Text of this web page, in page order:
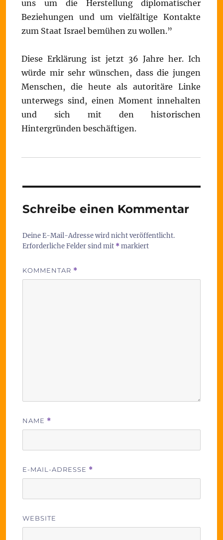
uns um die Herstellung diplomatischer
Beziehungen und um vielfältige Kontakte
zum Staat Israel bemühen zu wollen.”
Diese Erklärung ist jetzt 36 Jahre her. Ich
würde mir sehr wünschen, dass die jungen
Menschen, die heute als autoritäre Linke
unterwegs sind, einen Moment innehalten
und sich mit den historischen
Hintergründen beschäftigen.
Schreibe einen Kommentar
Deine E-Mail-Adresse wird nicht veröffentlicht.
Erforderliche Felder sind mit *markiert
KOMMENTAR *
NAME *
E-MAIL-ADRESSE *
WEBSITE